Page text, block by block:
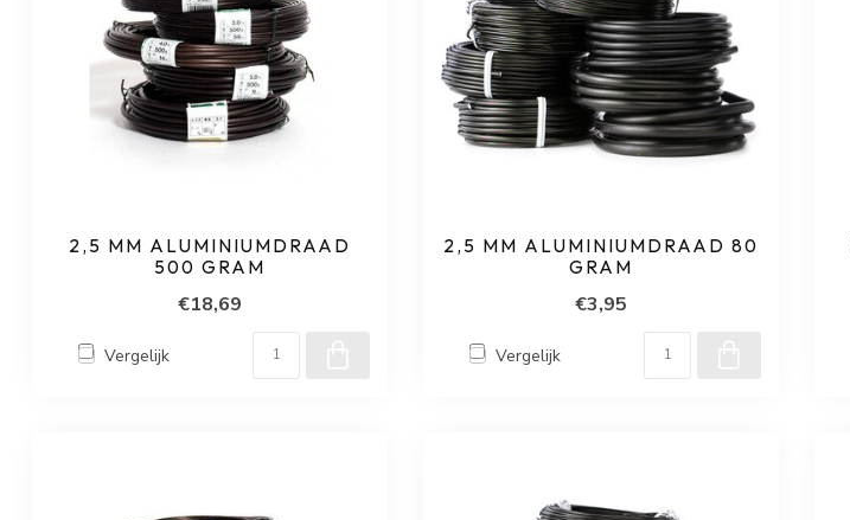
2,5 MM ALUMINIUMDRAAD
500 GRAM
€18,69
Vergelijk
2,5 MM ALUMINIUMDRAAD 80
GRAM
€3,95
Vergelijk